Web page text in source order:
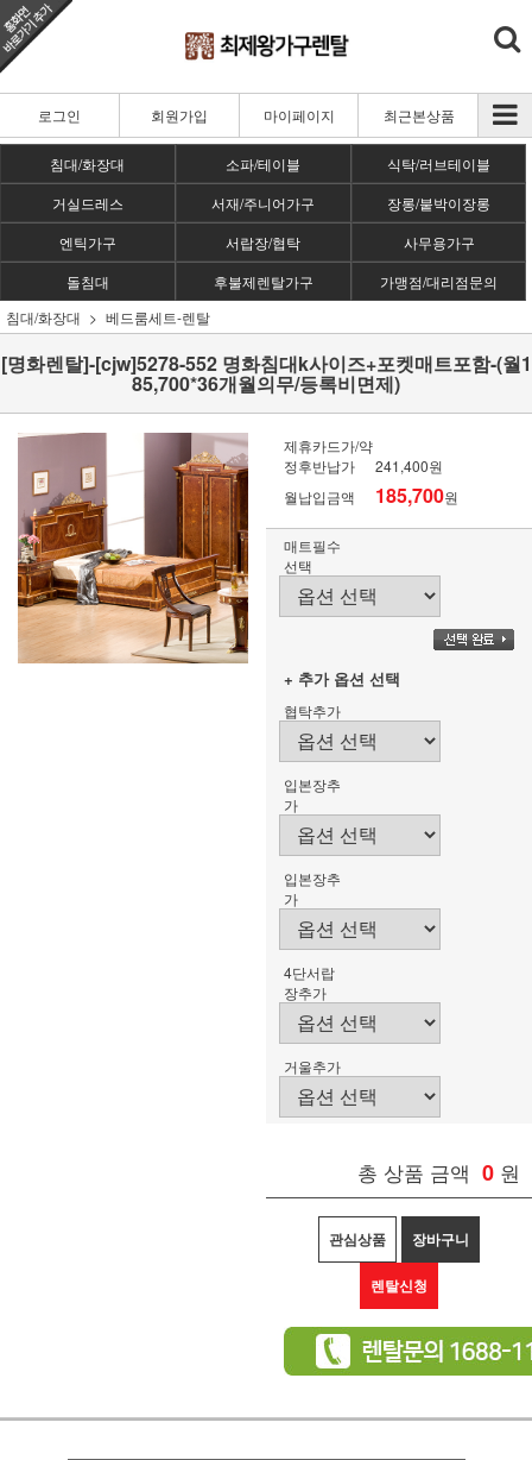
로그인 회원가입 마이페이지 최근본상품
침대/화장대 소파/테이블
식탁/러브테이블
거실드레스
서재/주니어가구
장롱/붙박이장롱
엔틱가구
서랍장/협탁
사무용가구
돌침대
후불제렌탈가구
가맹점/대리점문의
침대/화장대
베드룸세트-렌탈
[명화렌탈]-[cjw]5278-552 명화침대k사이즈+포켓매트포함-(월1
85,700*36개월의무/등록비면제)
제휴카드가/약
정후반납가
241,400원
월납입금액
185,700원
매트필수
선택
+ 추가 옵션 선택
협탁추가
입본장추
가
입본장추
가
4단서랍
장추가
거울추가
총 상품 금액 0 원
관심상품 장바구니
렌탈신청